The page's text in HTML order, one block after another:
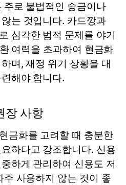
주로 불법적인 송금이나
는 것입니다. 카드깡과
심각한 법적 문제를 야기
여력을 초과하여 현금화
며, 재정 위기 상황을 대
해야 합니다.
장 사항
금화를 고려할 때 충분한
하다고 강조합니다. 신용
하게 관리하여 신용도 저
사용하지 않는 것이 좋